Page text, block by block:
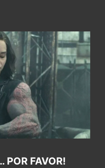
POR FAVOR!